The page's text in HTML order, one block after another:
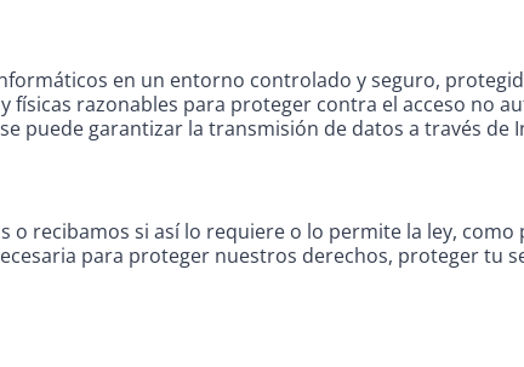
en un entorno controlado y seguro,
razonables para proteger contra el acceso no
puede garantizar la transmisión de datos a través de
recibamos si así lo requiere o lo permite la ley,
para proteger nuestros derechos, proteger tu